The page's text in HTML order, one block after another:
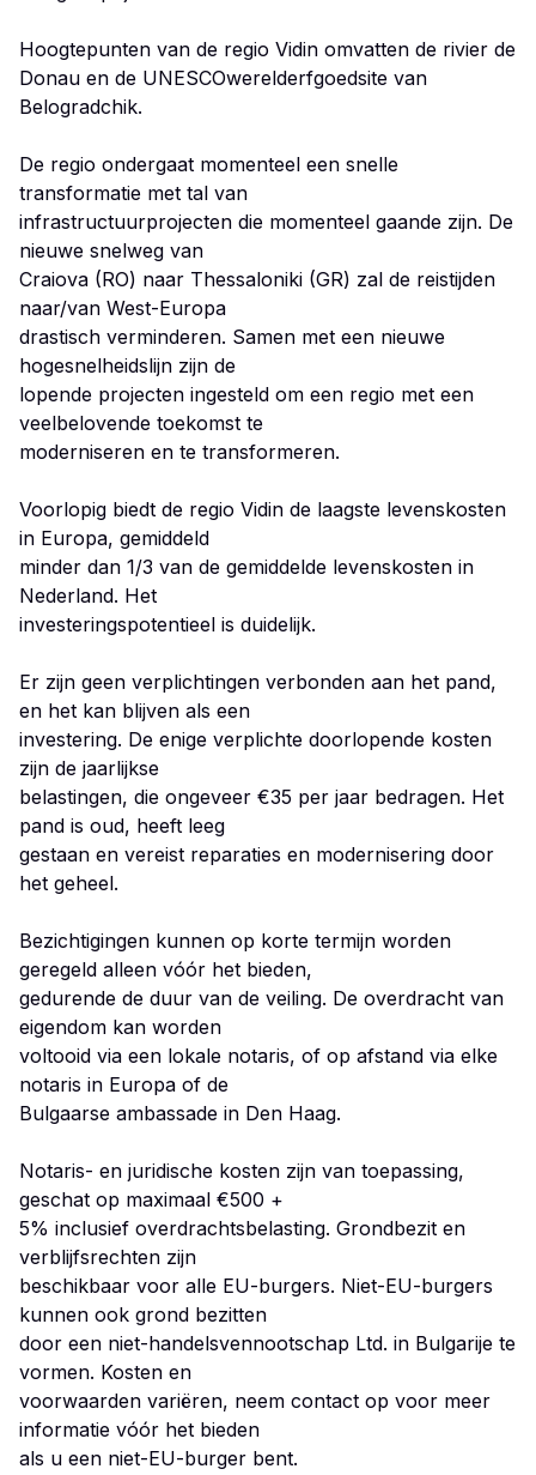
Hoogtepunten van de regio Vidin omvatten de rivier de
Donau en de UNESCOwerelderfgoedsite van
Belogradchik.
De regio ondergaat momenteel een snelle
transformatie met tal van
infrastructuurprojecten die momenteel gaande zijn. De
nieuwe snelweg van
Craiova (RO) naar Thessaloniki (GR) zal de reistijden
naar/van West-Europa
drastisch verminderen. Samen met een nieuwe
hogesnelheidslijn zijn de
lopende projecten ingesteld om een regio met een
veelbelovende toekomst te
moderniseren en te transformeren.
Voorlopig biedt de regio Vidin de laagste levenskosten
in Europa, gemiddeld
minder dan 1/3 van de gemiddelde levenskosten in
Nederland. Het
investeringspotentieel is duidelijk.
Er zijn geen verplichtingen verbonden aan het pand,
en het kan blijven als een
investering. De enige verplichte doorlopende kosten
zijn de jaarlijkse
belastingen, die ongeveer €35 per jaar bedragen. Het
pand is oud, heeft leeg
gestaan en vereist reparaties en modernisering door
het geheel.
Bezichtigingen kunnen op korte termijn worden
geregeld alleen vóór het bieden,
gedurende de duur van de veiling. De overdracht van
eigendom kan worden
voltooid via een lokale notaris, of op afstand via elke
notaris in Europa of de
Bulgaarse ambassade in Den Haag.
Notaris- en juridische kosten zijn van toepassing,
geschat op maximaal €500 +
5% inclusief overdrachtsbelasting. Grondbezit en
verblijfsrechten zijn
beschikbaar voor alle EU-burgers. Niet-EU-burgers
kunnen ook grond bezitten
door een niet-handelsvennootschap Ltd. in Bulgarije te
vormen. Kosten en
voorwaarden variëren, neem contact op voor meer
informatie vóór het bieden
als u een niet-EU-burger bent.